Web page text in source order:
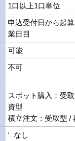
1口以上1口単位
申込受付日から起
業日目
可能
不可
スポット購入：受
資型
積立注文：受取型 /
なし